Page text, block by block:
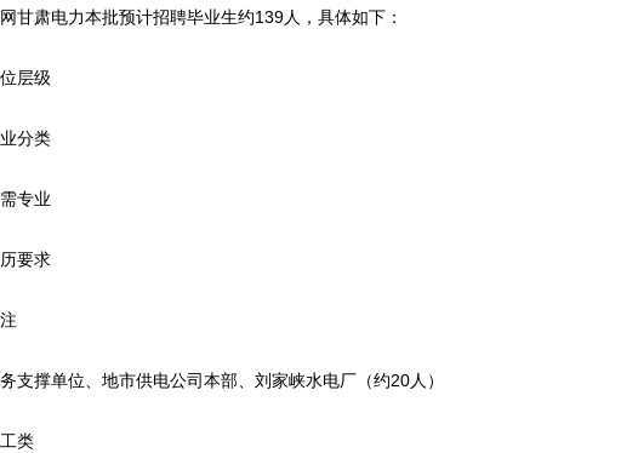
肃电力本批预计招聘毕业生约139人，具体如下：
层级
分类
专业
要求
撑单位、地市供电公司本部、刘家峡水电厂（约20人）
类